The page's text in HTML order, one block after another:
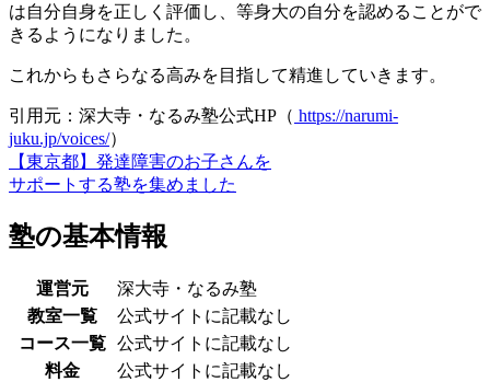
は自分自身を正しく評価し、等身大の自分を認めることがで
きるようになりました。
これからもさらなる高みを目指して精進していきます。
引用元：深大寺・なるみ塾公式HP（ https://narumi-
juku.jp/voices/）
【東京都】発達障害のお子さんを
サポートする塾を集めました
塾の基本情報
運営元
深大寺・なるみ塾
教室一覧
公式サイトに記載なし
コース一覧 公式サイトに記載なし
料金
公式サイトに記載なし